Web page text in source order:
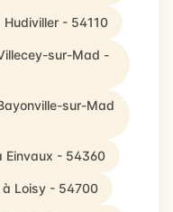
- 54110
sur-Mad -
sur-Mad
Einvaux - 54360
à Loisy - 54700